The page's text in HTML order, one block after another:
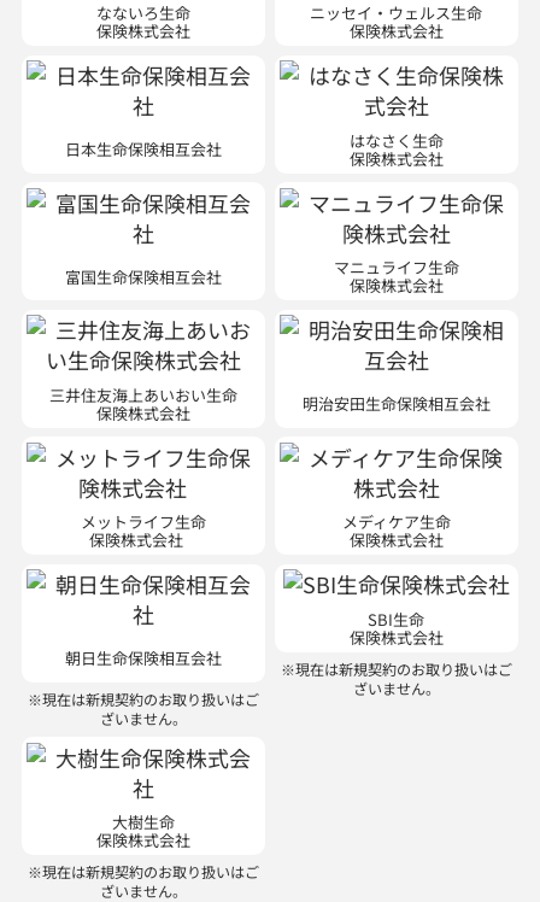
なないろ生命
保険株式会社
ニッセイ・ウェルス生命
保険株式会社
日本生命保険相互会社 はなさく生命
保険株式会社
富国生命保険相互会社 マニュライフ生命
保険株式会社
三井住友海上あいおい生命
保険株式会社 明治安田生命保険相互会社
メットライフ生命
保険株式会社
メディケア生命
保険株式会社
朝日生命保険相互会社
※現在は新規契約のお取り扱いはご
ざいません。
SBI生命
保険株式会社
※現在は新規契約のお取り扱いはご
ざいません。
大樹生命
保険株式会社
※現在は新規契約のお取り扱いはご
ざいません。